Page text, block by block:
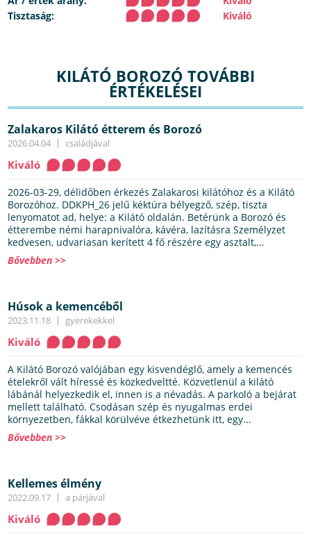
Tisztaság:
Kiváló
KILÁTÓ BOROZÓ TOVÁBBI
ÉRTÉKELÉSEI
Zalakaros Kilátó étterem és Borozó
2026.04.04 családjával
Kiváló
2026-03-29, délidőben érkezés Zalakarosi kilátóhoz és a Kilátó
Borozóhoz. DDKPH_26 jelű kéktúra bélyegző, szép, tiszta
lenyomatot ad, helye: a Kilátó oldalán. Betérünk a Borozó és
étterembe némi harapnivalóra, kávéra, lazításra Személyzet
kedvesen, udvariasan kerített 4 fő részére egy asztalt,...
Bővebben >>
Húsok a kemencéből
2023.11.18 gyerekekkel
Kiváló
A Kilátó Borozó valójában egy kisvendéglő, amely a kemencés
ételekről vált híressé és közkedveltté. Közvetlenül a kilátó
lábánál helyezkedik el, innen is a névadás. A parkoló a bejárat
mellett található. Csodásan szép és nyugalmas erdei
környezetben, fákkal körülvéve étkezhetünk itt, egy...
Bővebben >>
Kellemes élmény
2022.09.17 a párjával
Kiváló